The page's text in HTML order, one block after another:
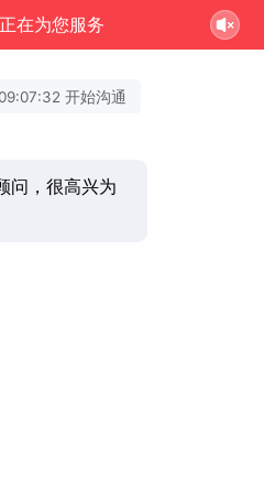
在为您服务
开始沟通
问，很高兴为